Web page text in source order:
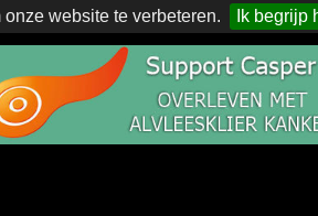
website te verbeteren. Ik begrijp